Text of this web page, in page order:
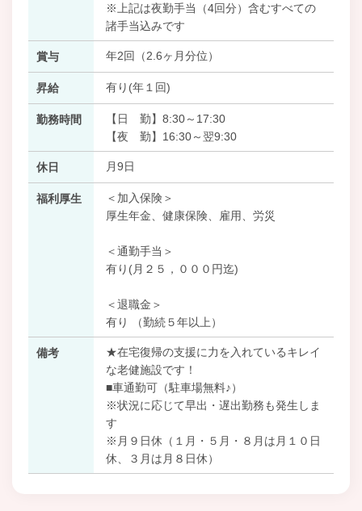
※上記は夜勤手当（4回分）含むすべての
諸手当込みです
賞与 年2回（2.6ヶ月分位）
昇給 有り(年１回)
勤務時間
【日 勤】8:30～17:30
【夜 勤】16:30～翌9:30
休日 月9日
福利厚生
＜加入保険＞
厚生年金、健康保険、雇用、労災
＜通勤手当＞
有り(月２５，０００円迄)
＜退職金＞
有り （勤続５年以上）
備考
★在宅復帰の支援に力を入れているキレイ
な老健施設です！
■車通勤可（駐車場無料♪）
※状況に応じて早出・遅出勤務も発生しま
す
※月９日休（１月・５月・８月は月１０日
休、３月は月８日休）